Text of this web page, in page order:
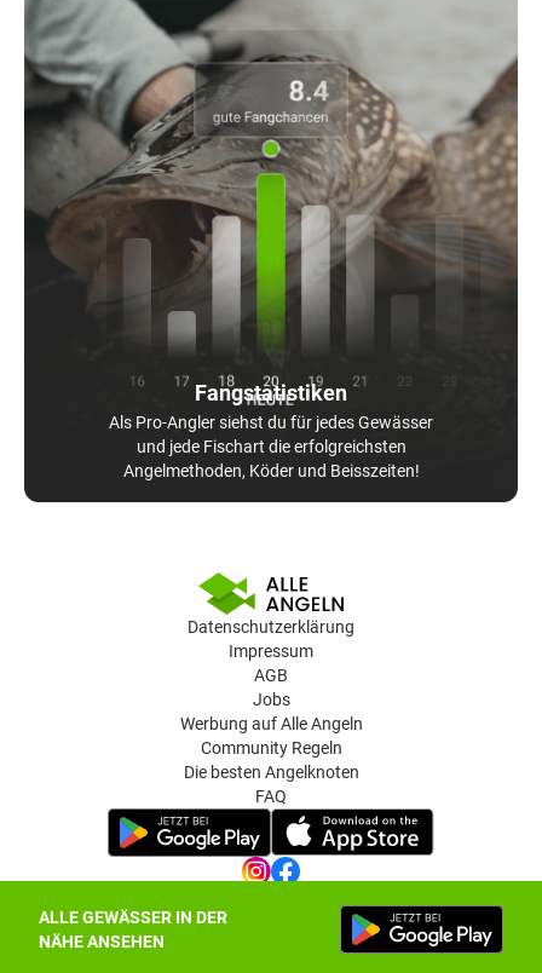
ALLE GEWÄSSER IN DER
NÄHE ANSEHEN
Fangstatistiken
Als Pro-Angler siehst du für jedes Gewässer
und jede Fischart die erfolgreichsten
Angelmethoden, Köder und Beisszeiten!
Datenschutzerklärung
Impressum
AGB
Jobs
Werbung auf Alle Angeln
Community Regeln
Die besten Angelknoten
FAQ
Datenschutz-Einstellungen